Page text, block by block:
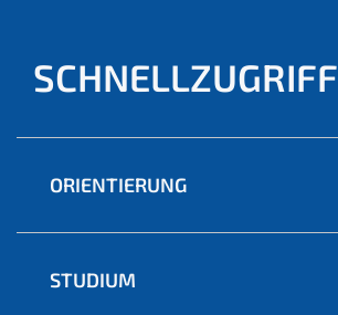
SCHNELLZUGRIFF
ORIENTIERUNG
STUDIUM